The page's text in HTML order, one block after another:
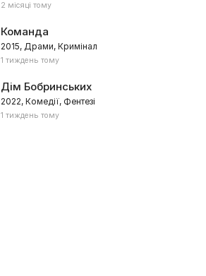
2 місяці тому
Команда
2015, Драми, Кримінал
1 тиждень тому
Дім Бобринських
2022, Комедії, Фентезі
1 тиждень тому